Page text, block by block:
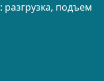
разгрузка, подъем